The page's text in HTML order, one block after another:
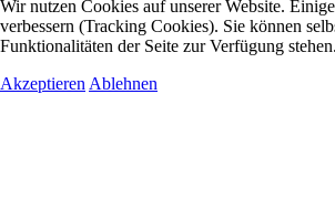
Wir nutzen Cookies auf unserer Website.
verbessern (Tracking Cookies). Sie können
Funktionalitäten der Seite zur Verfügung stehen.
Akzeptieren Ablehnen